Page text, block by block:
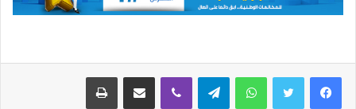
واتساب تيلقرام ڤايبر مشاركة عبر البريد طباعة